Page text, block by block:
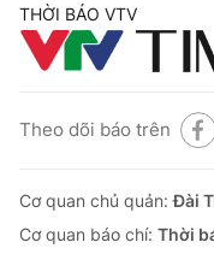
THỜI BÁO VTV
Theo dõi báo trên
Cơ quan chủ quản:Đài
Cơ quan báo chí: Thời